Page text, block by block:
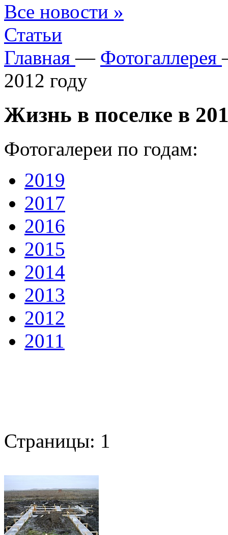
Все новости »
Статьи
Главная — Фотогаллерея
2012 году
Жизнь в поселке в
Фотогалереи по годам:
2019
2017
2016
2015
2014
2013
2012
2011
Страницы: 1